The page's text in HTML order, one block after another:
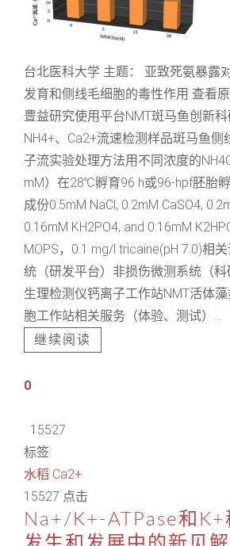
台北医科大学 主题： 亚致死氨暴露
发育和侧线毛细胞的毒性作用 查看
豊益研究使用平台NMT斑马鱼创新
NH4+、Ca2+流速检测样品斑马鱼
子流实验处理方法用不同浓度的
mM）在28℃孵育96 h或96-hpf胚胎
成份0.5mM NaCl, 0.2mM CaSO4,
0.16mM KH2PO4, and 0.16mM
MOPS，0.1 mg/l tricaine(pH 7.0)相
统（研发平台）非损伤微测系统（
生理检测仪钙离子工作站NMT活体
胞工作站相关服务（体验、测试）...
继续阅读
0
15527
标签:
水稻 Ca2+
15527 点击
Na+/K+-ATPase和K+